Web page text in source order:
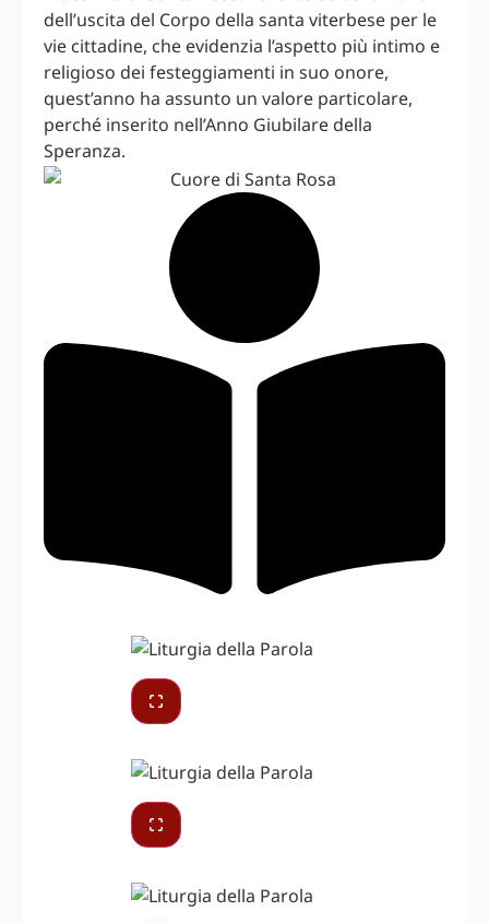
dell’uscita del Corpo della santa viterbese per le
vie cittadine, che evidenzia l’aspetto più intimo e
religioso dei festeggiamenti in suo onore,
quest’anno ha assunto un valore particolare,
perché inserito nell’Anno Giubilare della
Speranza.